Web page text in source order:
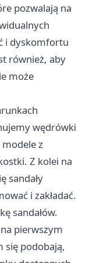
pozwalają na
i dyskomfortu
również, aby
może
wędrówki
z
Z kolei na
sandały
i zakładać.
sandałów.
pierwszym
się podobają,